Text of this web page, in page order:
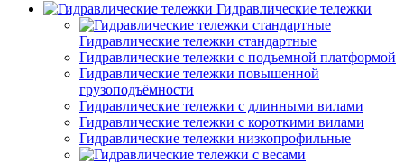
Гидравлические тележки
Гидравлические тележки стандартные
Гидравлические тележки с подъемной платформой
Гидравлические тележки повышенной
грузоподъёмности
Гидравлические тележки с длинными вилами
Гидравлические тележки с короткими вилами
Гидравлические тележки низкопрофильные